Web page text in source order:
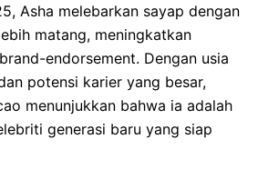
Asha melebarkan sayap dengan
matang, meningkatkan
endorsement. Dengan usia
potensi karier yang besar,
menunjukkan bahwa ia adalah
generasi baru yang siap